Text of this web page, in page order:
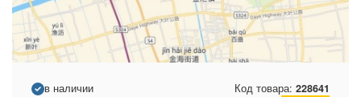
в наличии Код товара: 228641